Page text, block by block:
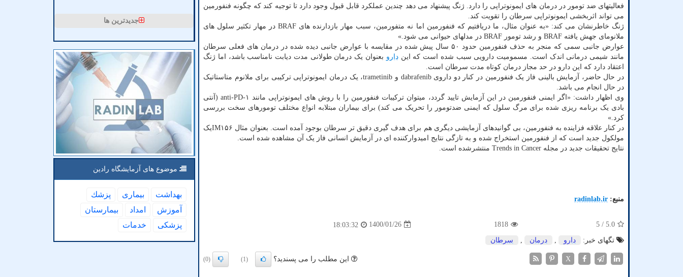
فعالیتهای ضد تومور در درمان های ایمونوتراپی را دارد. ژنگ پیشنهاد می دهد چندین عملکرد قابل قبول وجود دارد تا توجیه کند که چگونه فنفورمین
می تواند اثربخشی ایمونوتراپی سرطان را تقویت کند.
ژنگ خاطرنشان می کند: «به عنوان مثال، ما دریافتیم که فنفورمین اما نه متفورمین، سبب مهار بازدارنده های BRAF در مهار تکثیر سلول های
ملانومای جهش یافته BRAF و رشد تومور BRAF در مدلهای حیوانی می شود.»
عوارض جانبی سمی که منجر به حذف فنفورمین حدود ۵۰ سال پیش شده در مقایسه با عوارض جانبی دیده شده در درمان های فعلی سرطان
مانند شیمی درمانی اندک است. مسمومیت دارویی سبب شده است که ایندارو بعنوان یک درمان طولانی مدت دیابت نامناسب باشد، اما ژنگ
اعتقاد دارد که این دارو در حد مجاز درمان کوتاه مدت سرطان است.
در حال حاضر، آزمایش بالینی فاز یک فنفورمین در کنار دو داروی dabrafenib و trametinib، یک درمان ایمونوتراپی ترکیبی برای ملانوم متاستاتیک
در حال انجام می باشد.
وی اظهار داشت: «اگر ایمنی فنفورمین در این آزمایش تایید گردد، میتوان ترکیبات فنفورمین را با روش های ایمونوتراپی مانند anti-PD-۱ (آنتی
بادی یک برنامه ریزی شده برای مرگ سلول که ایمنی ضدتومور را تحریک می کند) برای بیماران مبتلابه انواع مختلف تومورهای سخت بررسی
کرد.»
در کنار علاقه فزاینده به فنفورمین، بی گوانیدهای آزمایشی دیگری هم برای هدف گیری دقیق تر سرطان بوجود آمده است. بعنوان مثال IM۱۵۶یک
مولکول جدید است که از فنفورمین استخراج شده و به تازگی نتایج امیدوارکننده ای در آزمایش انسانی فاز یک آن مشاهده شده است.
نتایج تحقیقات جدید در مجله Trends in Cancer منتشرشده است.
منبع: radinlab.ir
5.0
/ 5
1818
1400/01/26
18:03:32
تگهای خبر:
دارو درمان سرطان
X این مطلب را می پسندید؟ (1)
(0)
جدیدترین ها
موضوع های آزمایشگاه رادین
بهداشت بیماری
پزشك
آموزش
امداد
بیمارستان
پزشكی
خدمات